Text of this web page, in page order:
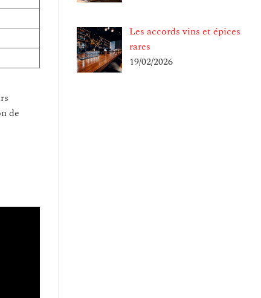
de
Les accords vins et épices
rares
19/02/2026